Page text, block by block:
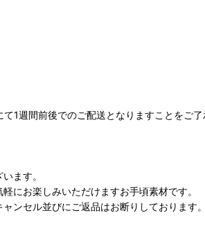
1週間前後でのご配送となりますことをご了
ます。
にお楽しみいただけますお手頃素材です。
ンセル並びにご返品はお断りしております。